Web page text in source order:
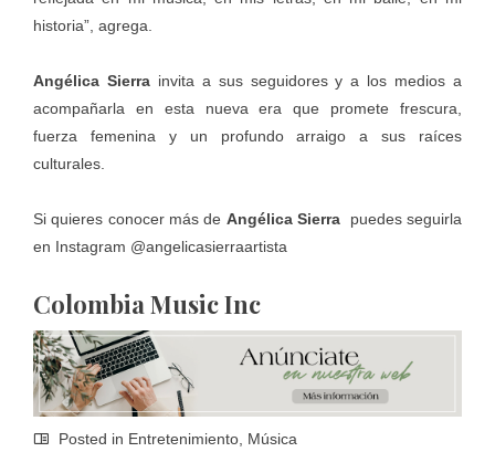
historia”, agrega.
Angélica Sierrainvita a sus seguidores y a los medios a
acompañarla en esta nueva era que promete frescura,
fuerza femenina y un profundo arraigo a sus raíces
culturales.
Si quieres conocer más de Angélica Sierra puedes seguirla
en Instagram @angelicasierraartista
Colombia Music Inc
Posted in Entretenimiento Música